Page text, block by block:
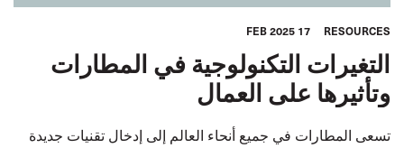
RESOURCES
17 FEB 2025
التغيرات التكنولوجية في المطارات
وتأثيرها على العمال
تسعى المطارات في جميع أنحاء العالم إلى إدخال تقنيات جديدة